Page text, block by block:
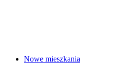
Nowe mieszkania